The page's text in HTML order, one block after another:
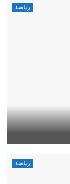
رياضة
رياضة